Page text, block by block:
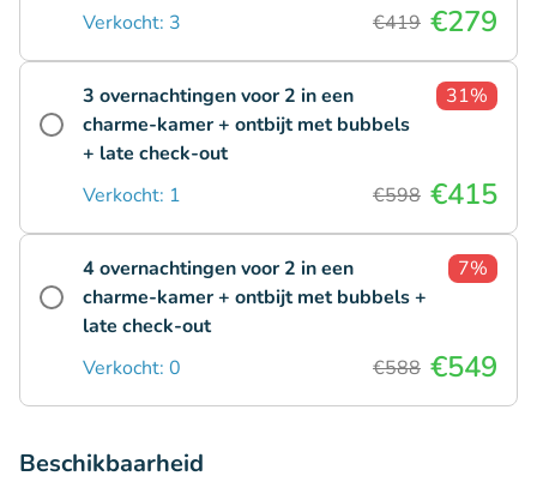
Verkocht: 3 €419 €279
3 overnachtingen voor 2 in een
charme-kamer + ontbijt met bubbels
+ late check-out
31%
Verkocht: 1 €598 €415
4 overnachtingen voor 2 in een
charme-kamer + ontbijt met bubbels +
late check-out
7%
Verkocht: 0 €588 €549
Beschikbaarheid